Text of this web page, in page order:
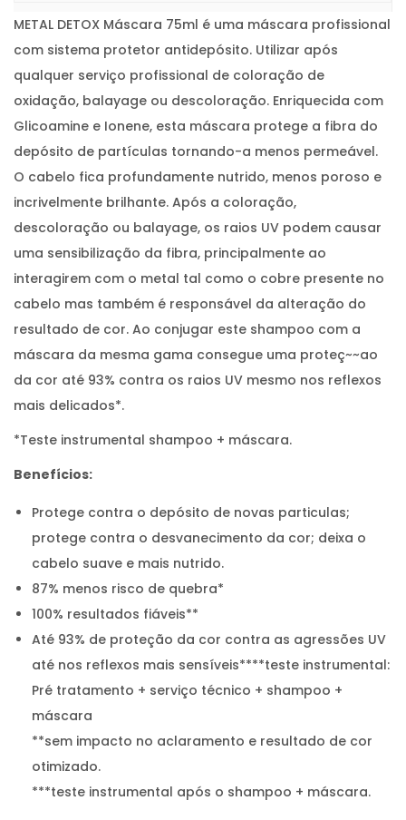
0
.
METAL DETOX Máscara 75ml é uma máscara profissional
com sistema protetor antidepósito. Utilizar após
qualquer serviço profissional de coloração de
oxidação, balayage ou descoloração. Enriquecida com
Glicoamine e Ionene, esta máscara protege a fibra do
depósito de partículas tornando-a menos permeável.
O cabelo fica profundamente nutrido, menos poroso e
incrivelmente brilhante. Após a coloração,
descoloração ou balayage, os raios UV podem causar
uma sensibilização da fibra, principalmente ao
interagirem com o metal tal como o cobre presente no
cabelo mas também é responsável da alteração do
resultado de cor. Ao conjugar este shampoo com a
máscara da mesma gama consegue uma proteç~~ao
da cor até 93% contra os raios UV mesmo nos reflexos
mais delicados*.
*Teste instrumental shampoo + máscara.
Benefícios:
Protege contra o depósito de novas particulas;
protege contra o desvanecimento da cor; deixa o
cabelo suave e mais nutrido.
87% menos risco de quebra*
100% resultados fiáveis**
Até 93% de proteção da cor contra as agressões UV
até nos reflexos mais sensíveis****teste instrumental:
Pré tratamento + serviço técnico + shampoo +
máscara
**sem impacto no aclaramento e resultado de cor
otimizado.
***teste instrumental após o shampoo + máscara.